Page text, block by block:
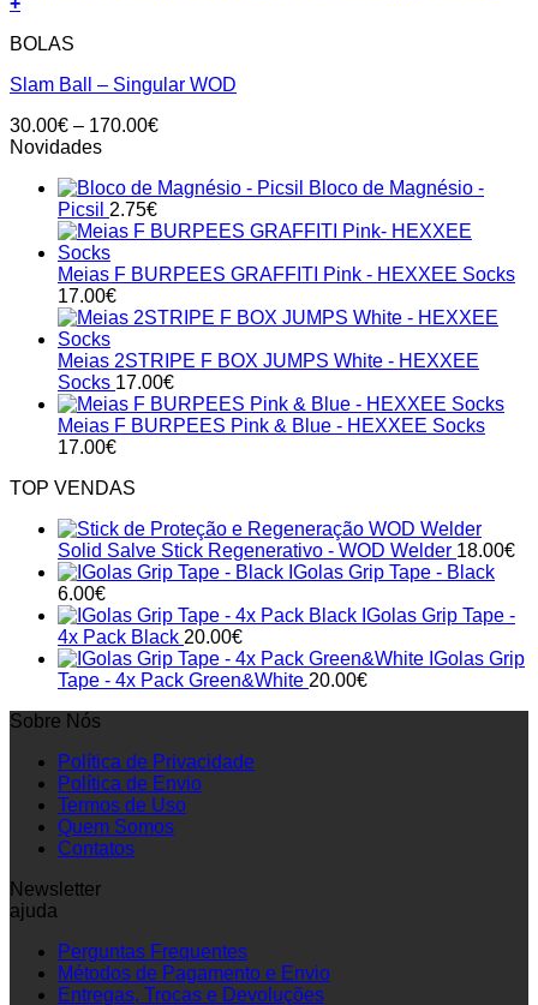
BOLAS
Slam Ball – Singular WOD
30.00€ – 170.00€Price
through
Novidades
Bloco de Magnésio -
Picsil 2.75€
Meias F BURPEES GRAFFITI Pink - HEXXEE Socks
17.00€
Meias 2STRIPE F BOX JUMPS White - HEXXEE
Socks 17.00€
Meias F BURPEES Pink & Blue - HEXXEE Socks
17.00€
TOP VENDAS
Solid Salve Stick Regenerativo - WOD Welder 18.00€
IGolas Grip Tape - Black
6.00€
IGolas Grip Tape -
4x Pack Black 20.00€
IGolas Grip
Tape - 4x Pack Green&White 20.00€
Sobre Nós
Política de Privacidade
Política de Envio
Termos de Uso
Quem Somos
Contatos
Newsletter
ajuda
Perguntas Frequentes
Métodos de Pagamento e Envio
Entregas, Trocas e Devoluções